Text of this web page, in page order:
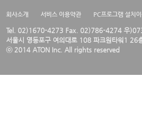
회사소개 서비스 이용약관 PC프로그램 설치
Tel. 02)1670-4273 Fax. 02)786-4274 우
서울시 영등포구 여의대로 108 파크원타워1 26
ⓒ 2014 ATON Inc. All rights reserved